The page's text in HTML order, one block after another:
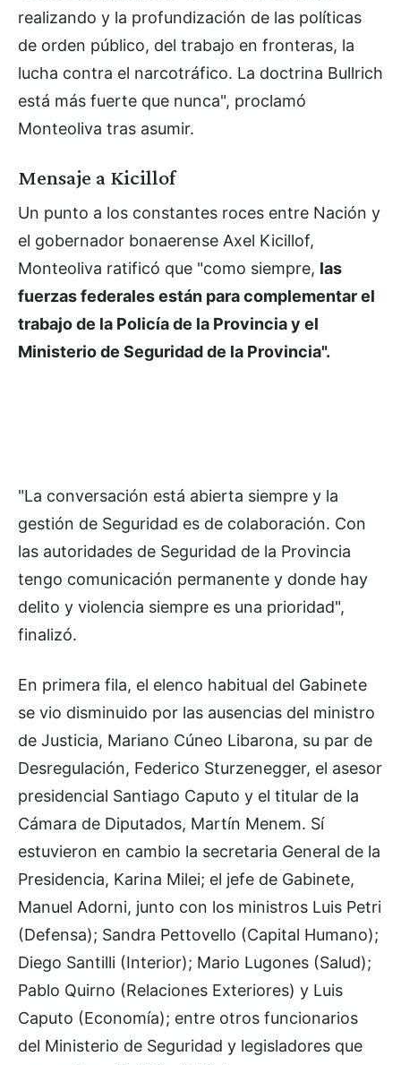
realizando y la profundización de las políticas
de orden público, del trabajo en fronteras, la
lucha contra el narcotráfico. La doctrina Bullrich
está más fuerte que nunca", proclamó
Monteoliva tras asumir.
Mensaje a Kicillof
Un punto a los constantes roces entre Nación y
el gobernador bonaerense Axel Kicillof,
Monteoliva ratificó que "como siempre, las
fuerzas federales están para complementar el
trabajo de la Policía de la Provincia y el
Ministerio de Seguridad de la Provincia".
"La conversación está abierta siempre y la
gestión de Seguridad es de colaboración. Con
las autoridades de Seguridad de la Provincia
tengo comunicación permanente y donde hay
delito y violencia siempre es una prioridad",
finalizó.
En primera fila, el elenco habitual del Gabinete
se vio disminuido por las ausencias del ministro
de Justicia, Mariano Cúneo Libarona, su par de
Desregulación, Federico Sturzenegger, el asesor
presidencial Santiago Caputo y el titular de la
Cámara de Diputados, Martín Menem. Sí
estuvieron en cambio la secretaria General de la
Presidencia, Karina Milei; el jefe de Gabinete,
Manuel Adorni, junto con los ministros Luis Petri
(Defensa); Sandra Pettovello (Capital Humano);
Diego Santilli (Interior); Mario Lugones (Salud);
Pablo Quirno (Relaciones Exteriores) y Luis
Caputo (Economía); entre otros funcionarios
del Ministerio de Seguridad y legisladores que